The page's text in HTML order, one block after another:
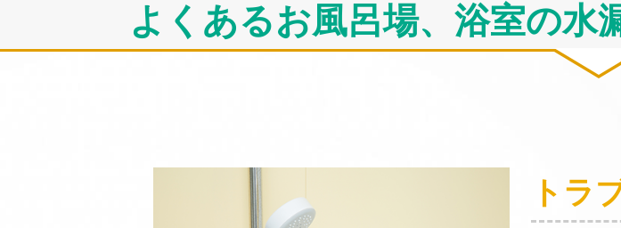
よくあるお風呂場、浴室の水
トラ